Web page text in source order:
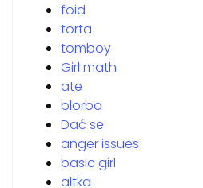
foid
torta
tomboy
Girl math
ate
blorbo
Dać se
anger issues
basic girl
altka